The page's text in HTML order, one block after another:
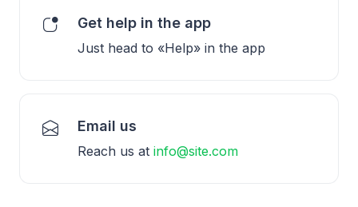
Get help in the app
Just head to «Help» in the app
Email us
Reach us at info@site.com